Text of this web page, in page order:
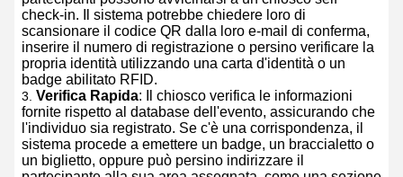
check-in. Il sistema potrebbe chiedere loro di
scansionare il codice QR dalla loro e-mail di conferma,
inserire il numero di registrazione o persino verificare la
propria identità utilizzando una carta d'identità o un
badge abilitato RFID.
Verifica Rapida: Il chiosco verifica le informazioni
fornite rispetto al database dell'evento, assicurando che
l'individuo sia registrato. Se c'è una corrispondenza, il
sistema procede a emettere un badge, un braccialetto o
un biglietto, oppure può persino indirizzare il